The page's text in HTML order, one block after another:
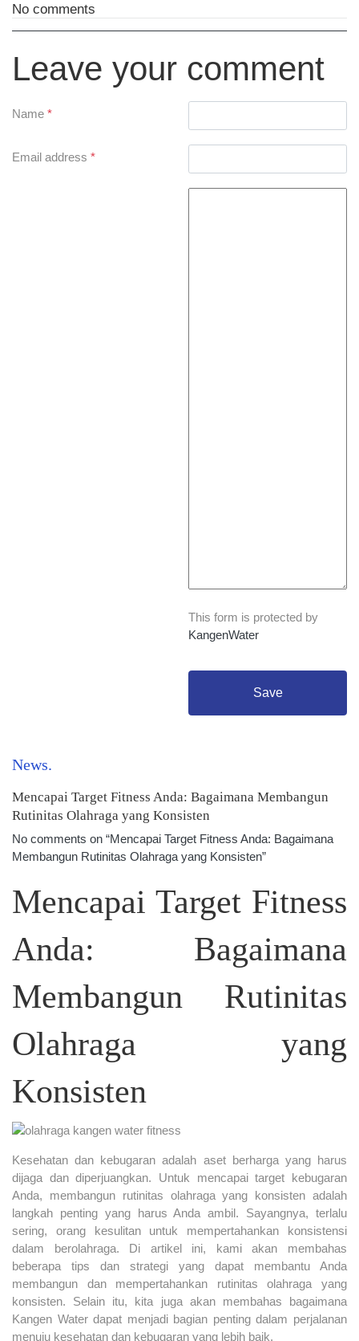
No comments
Leave your comment
Name *
Email address *
This form is protected by
KangenWater
Save
News
Mencapai Target Fitness Anda: Bagaimana Membangun
Rutinitas Olahraga yang Konsisten
No comments on “Mencapai Target Fitness Anda: Bagaimana
Membangun Rutinitas Olahraga yang Konsisten”
Mencapai Target Fitness
Anda: Bagaimana
Membangun Rutinitas
Olahraga yang
Konsisten
Kesehatan dan kebugaran adalah aset berharga yang harus
dijaga dan diperjuangkan. Untuk mencapai target kebugaran
Anda, membangun rutinitas olahraga yang konsisten adalah
langkah penting yang harus Anda ambil. Sayangnya, terlalu
sering, orang kesulitan untuk mempertahankan konsistensi
dalam berolahraga. Di artikel ini, kami akan membahas
beberapa tips dan strategi yang dapat membantu Anda
membangun dan mempertahankan rutinitas olahraga yang
konsisten. Selain itu, kita juga akan membahas bagaimana
Kangen Water dapat menjadi bagian penting dalam perjalanan
menuju kesehatan dan kebugaran yang lebih baik.